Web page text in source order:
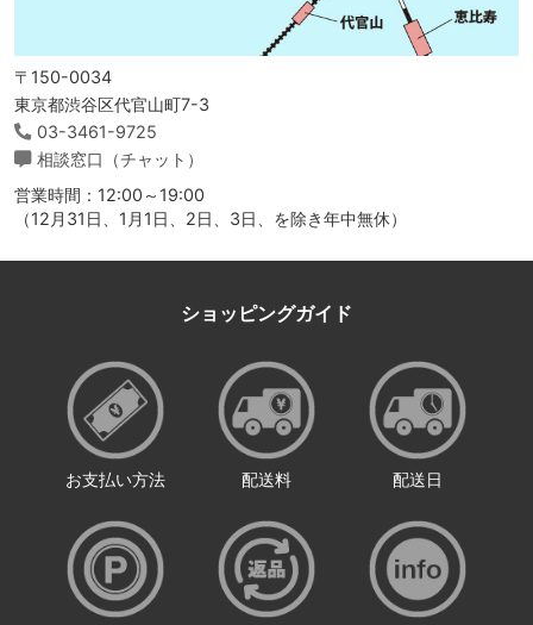
〒150-0034
東京都渋谷区代官山町7-3
03-3461-9725
相談窓口（チャット）
営業時間：12:00～19:00
（12月31日、1月1日、2日、3日、を除き年中無休）
ショッピングガイド
お支払い方法 配送料 配送日